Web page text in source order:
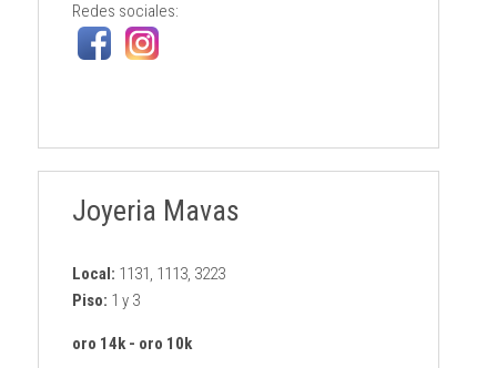
Redes sociales:
Joyeria Mavas
Local: 1131, 1113, 3223
Piso: 1 y 3
oro 14k- oro 10k